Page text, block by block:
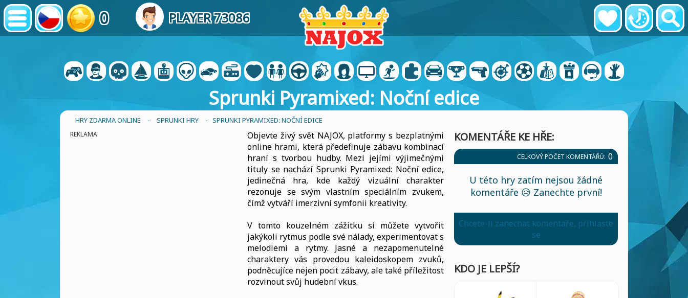
0 PLAYER 73086
Sprunki Pyramixed: Noční edice
HRY ZDARMA ONLINE - SPRUNKI HRY - SPRUNKI PYRAMIXED: NOČNÍ EDICE
REKLAMA
Objevte živý svět NAJOX, platformy s bezplatnými
online hrami, která předefinuje zábavu kombinací
hraní s tvorbou hudby. Mezi jejími výjimečnými
tituly se nachází Sprunki Pyramixed: Noční edice,
jedinečná hra, kde každý vizuální charakter
rezonuje se svým vlastním speciálním zvukem,
čímž vytváří imerzivní symfonii kreativity.
V tomto kouzelném zážitku si můžete vytvořit
jakýkoli rytmus podle své nálady, experimentovat s
melodiemi a rytmy. Jasné a nezapomenutelné
charaktery vás provedou kaleidoskopem zvuků,
podněcujíce nejen pocit zábavy, ale také příležitost
rozvinout svůj hudební vkus.
KOMENTÁŘE KE HŘE:
CELKOVÝ POČET KOMENTÁŘŮ: 0
U této hry zatím nejsou žádné
komentáře 😥 Zanechte první!
Chcete-li zanechat komentáře, přihlaste
se
KDO JE LEPŠÍ?